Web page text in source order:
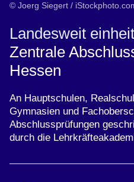
© Joerg Siegert /
Landesweit
Zentrale
Hessen
An Hauptschulen,
Gymnasien und
Abschlussprüfungen
durch die